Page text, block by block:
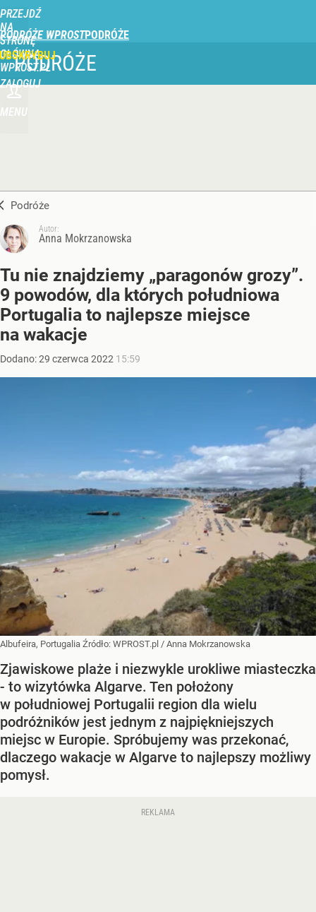
PRZEJDŹ
NA
STRONĘ
GŁÓWNĄ
WPROST.PL
PODRÓŻE WPROST
ZALOGUJ
MENU
PODRÓŻE
Podróże
Autor:
Anna Mokrzanowska
Tu nie znajdziemy „paragonów grozy”.
9 powodów, dla których południowa
Portugalia to najlepsze miejsce
na wakacje
Dodano:29 czerwca 2022 15:59
Albufeira, Portugalia Źródło: WPROST.pl / Anna Mokrzanowska
Zjawiskowe plaże i niezwykle urokliwe miasteczka
- to wizytówka Algarve. Ten położony
w południowej Portugalii region dla wielu
podróżników jest jednym z najpiękniejszych
miejsc w Europie. Spróbujemy was przekonać,
dlaczego wakacje w Algarve to najlepszy możliwy
pomysł.